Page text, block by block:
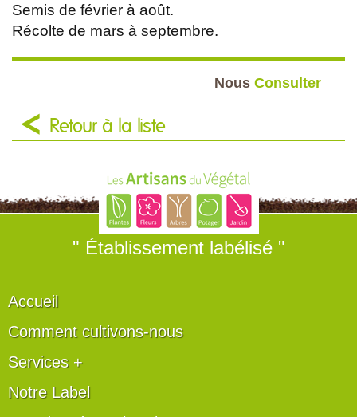
Semis de février à août.
Récolte de mars à septembre.
Nous Consulter
Retour à la liste
" Établissement labélisé "
Accueil
Comment cultivons-nous
Services +
Notre Label